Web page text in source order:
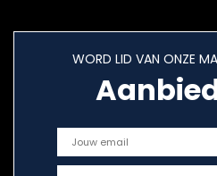
WORD LID VAN ONZE